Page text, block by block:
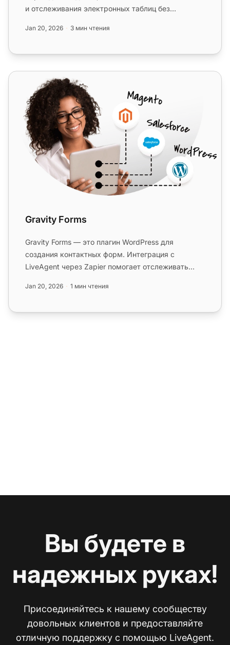
и отслеживания электронных таблиц без
Jan 20, 2026 3 мин чтения
Gravity Forms
Gravity Forms
Gravity Forms — это плагин WordPress для
создания контактных форм. Интеграция с
LiveAgent через Zapier помогает отслеживать
Jan 20, 2026 1 мин чтения
Вы будете в
надежных руках!
Присоединяйтесь к нашему сообществу
довольных клиентов и предоставляйте
отличную поддержку с помощью LiveAgent.